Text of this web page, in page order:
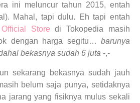
ini meluncur tahun 2015, entah
Mahal, tapi dulu. Eh tapi entah
Store di Tokopedia masih
dengan harga segitu… barunya
bekasnya sudah 6 juta -,-
sekarang bekasnya sudah jauh
belum saja punya, setidaknya
jarang yang fisiknya mulus sekali